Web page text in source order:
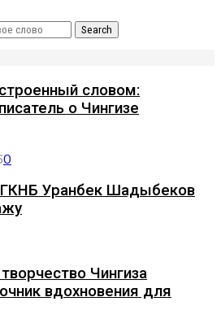
Search
словом:
о Чингизе
0
Уранбек Шадыбеков
Чингиза
вдохновения для